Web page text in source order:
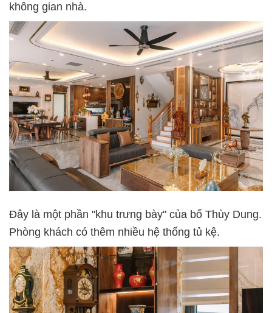
không gian nhà.
Đây là một phần "khu trưng bày" của bố Thùy Dung.
Phòng khách có thêm nhiều hệ thống tủ kệ.